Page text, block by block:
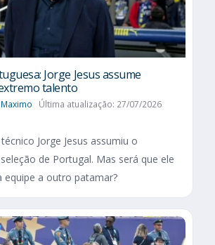
Jorge Jesus assume
talento
Última atualização: 27/07/2026
Jorge Jesus assumiu o
de Portugal. Mas será que ele
equipe a outro patamar?